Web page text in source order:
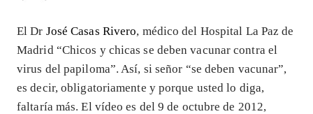
El Dr José Casas Rivero, médico del Hospital La Paz de
Madrid “Chicos y chicas se deben vacunar contra el
virus del papiloma”. Así, si señor “se deben vacunar”,
es decir, obligatoriamente y porque usted lo diga,
faltaría más. El vídeo es del 9 de octubre de 2012,